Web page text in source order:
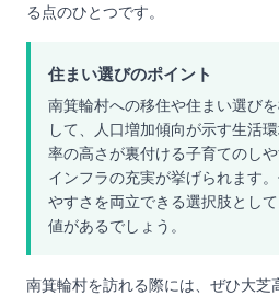
る点のひとつです。
住まい選びのポイント
南箕輪村への移住や住まい選び
して、人口増加傾向が示す生活
率の高さが裏付ける子育てのし
インフラの充実が挙げられます
やすさを両立できる選択肢とし
値があるでしょう。
南箕輪村を訪れる際には、ぜひ大芝